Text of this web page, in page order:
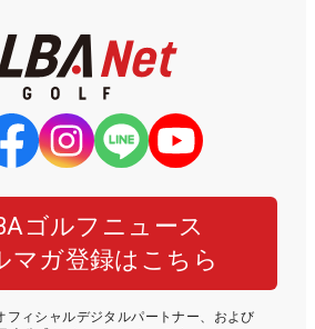
ゴルフニュース
マガ登録はこちら
フィシャルデジタルパートナー、および